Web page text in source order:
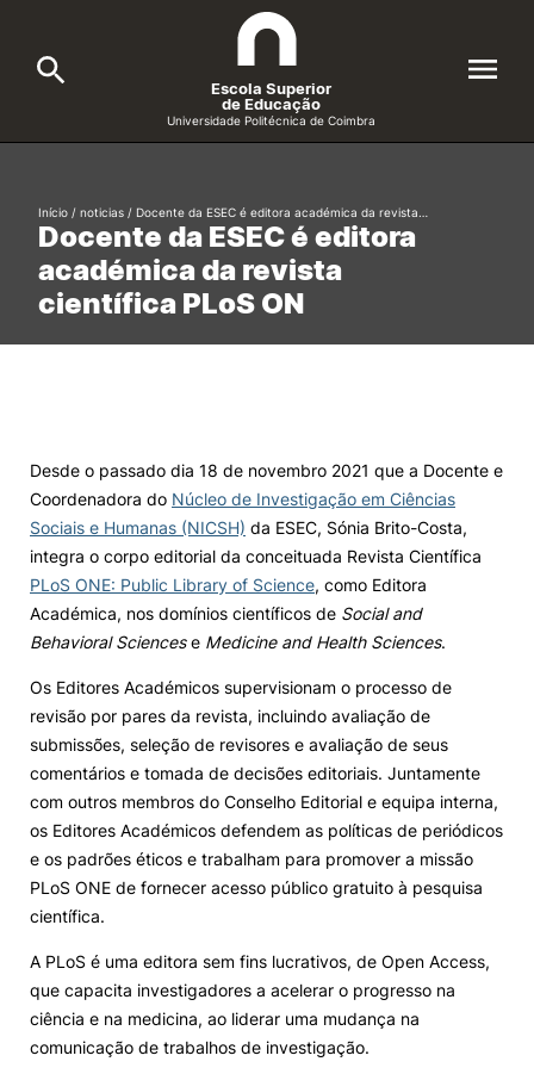
Cursos
Candidatos
Alunos
Knowledge Factory
Candidaturas
Elogio / Sugestão / Reclamação Contactos Denúncias
©2026 Instituto Politécnico de Coimbra. Todos os direitos reservados.
Escola Superior
de Educação
Universidade Politécnica de Coimbra
Search
Formative Offer
Docente da ESEC é editora
académica da revista
científica PLoS ON
Início / noticias / Docente da ESEC é editora académica da revista…
Desde o passado dia 18 de novembro 2021 que a Docente e
Coordenadora do Núcleo de Investigação em Ciências
Sociais e Humanas (NICSH) da ESEC, Sónia Brito-Costa,
integra o corpo editorial da conceituada Revista Científica
PLoS ONE: Public Library of Science, como Editora
Académica, nos domínios científicos de Social and
Behavioral Sciencese Medicine and Health Sciences.
Os Editores Académicos supervisionam o processo de
revisão por pares da revista, incluindo avaliação de
submissões, seleção de revisores e avaliação de seus
comentários e tomada de decisões editoriais. Juntamente
com outros membros do Conselho Editorial e equipa interna,
os Editores Académicos defendem as políticas de periódicos
e os padrões éticos e trabalham para promover a missão
PLoS ONE de fornecer acesso público gratuito à pesquisa
científica.
A PLoS é uma editora sem fins lucrativos, de Open Access,
que capacita investigadores a acelerar o progresso na
ciência e na medicina, ao liderar uma mudança na
comunicação de trabalhos de investigação.